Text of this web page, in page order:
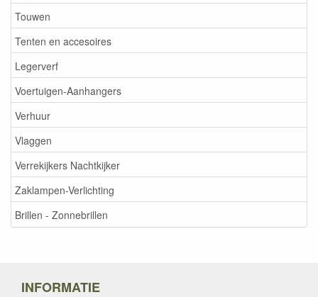
Touwen
Tenten en accesoires
Legerverf
Voertuigen-Aanhangers
Verhuur
Vlaggen
Verrekijkers Nachtkijker
Zaklampen-Verlichting
Brillen - Zonnebrillen
INFORMATIE